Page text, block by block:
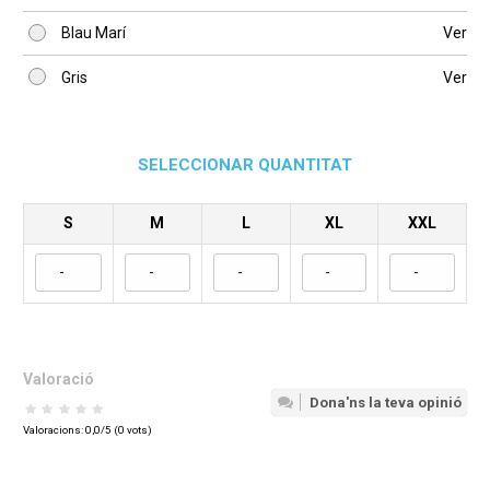
Blau Marí Ver
Gris Ver
SELECCIONAR QUANTITAT
S M L XL XXL
Valoració
Valoracions:0,0/5 (0 vots)
Dona'ns la teva opinió